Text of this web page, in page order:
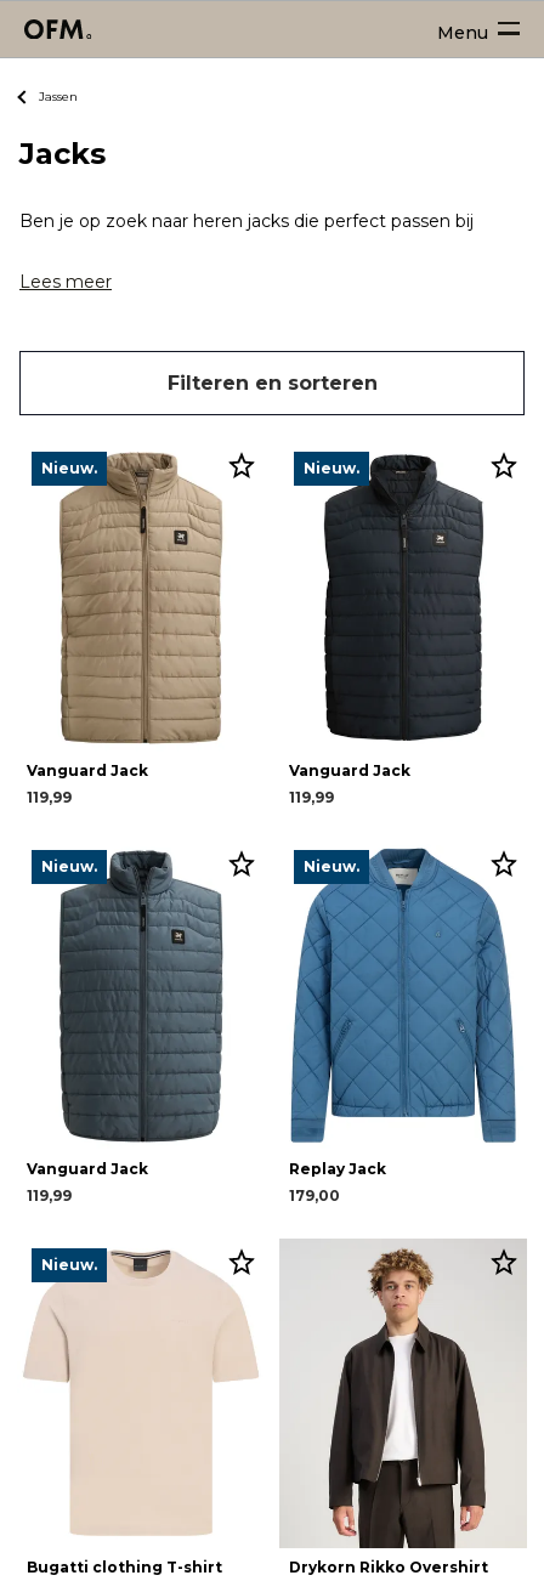
Menu
Jassen
Jacks
Ben je op zoek naar heren jacks die perfect passen bij het
Lees meer
Filteren en sorteren
Nieuw.
Vanguard Jack
119,99
Nieuw.
Vanguard Jack
119,99
Nieuw.
Vanguard Jack
119,99
Nieuw.
Replay Jack
179,00
Nieuw.
Bugatti clothing T-shirt
Drykorn Rikko Overshirt